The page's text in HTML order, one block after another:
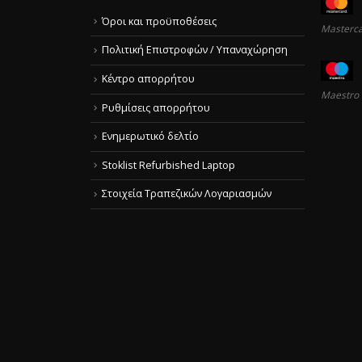
Όροι και προϋποθέσεις
Πολιτική Επιστροφών / Υπαναχώρηση
Κέντρο απορρήτου
Ρυθμίσεις απορρήτου
Ενημερωτικό δελτίο
Stoklist Refurbished Laptop
Στοιχεία Τραπεζικών Λογαριασμών
Maestro